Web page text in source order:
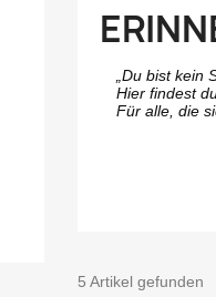
„Du bist kein
Hier findest
Für alle, die
5 Artikel gefunden